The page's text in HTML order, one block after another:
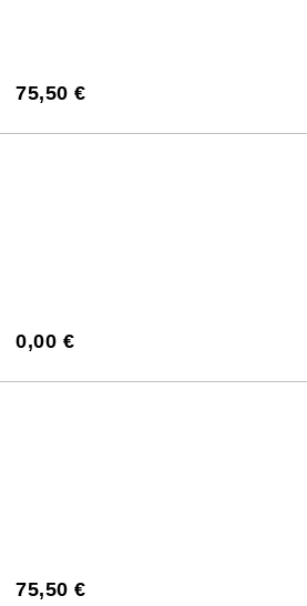
75,50 €
0,00 €
75,50 €